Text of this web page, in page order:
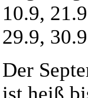
10.9,
29.9, 30.9
Der